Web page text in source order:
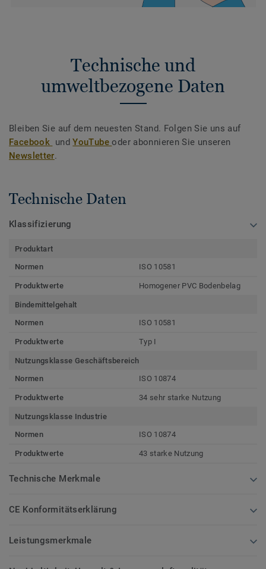
Technische und
umweltbezogene Daten
Bleiben Sie auf dem neuesten Stand. Folgen Sie uns auf
Facebook undYouTubeoder abonnieren Sie unseren
Newsletter.
Technische Daten
Klassifizierung
Produktart
Normen
ISO 10581
Produktwerte Homogener PVC Bodenbelag
Bindemittelgehalt
Normen
ISO 10581
Produktwerte Typ I
Nutzungsklasse Geschäftsbereich
Normen
ISO 10874
Produktwerte 34 sehr starke Nutzung
Nutzungsklasse Industrie
Normen
ISO 10874
Produktwerte 43 starke Nutzung
Technische Merkmale
CE Konformitätserklärung
Leistungsmerkmale